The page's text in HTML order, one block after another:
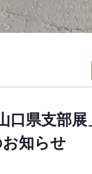
口県支部展
お知らせ